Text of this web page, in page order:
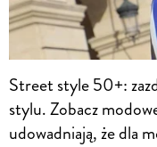
Street style 50+:
stylu. Zobacz
udowadniają, że dla